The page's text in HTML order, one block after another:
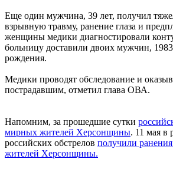
Еще один мужчина, 39 лет, получил
взрывную травму, ранение глаза и
женщины медики диагностировали
больницу доставили двоих мужчин,
рождения.
Медики проводят обследование и
пострадавшим, отметил глава ОВА.
Напомним, за прошедшие сутки
мирных жителей Херсонщины. 11 мая в
российских обстрелов получили
жителей Херсонщины.